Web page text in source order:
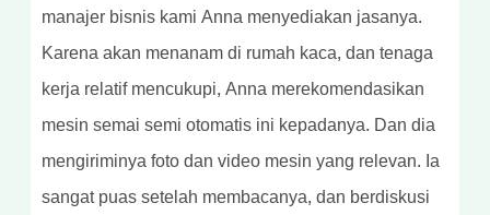
manajer bisnis kami Anna menyediakan jasanya.
Karena akan menanam di rumah kaca, dan tenaga
kerja relatif mencukupi, Anna merekomendasikan
mesin semai semi otomatis ini kepadanya. Dan dia
mengiriminya foto dan video mesin yang relevan. Ia
sangat puas setelah membacanya, dan berdiskusi